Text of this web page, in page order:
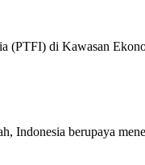
(PTFI) di Kawasan
Indonesia berupaya